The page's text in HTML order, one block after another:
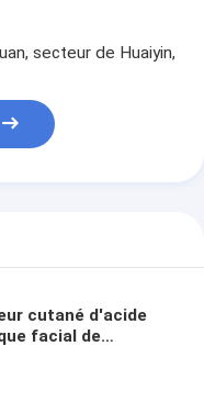
secteur de Huaiyin,
cutané d'acide
facial de